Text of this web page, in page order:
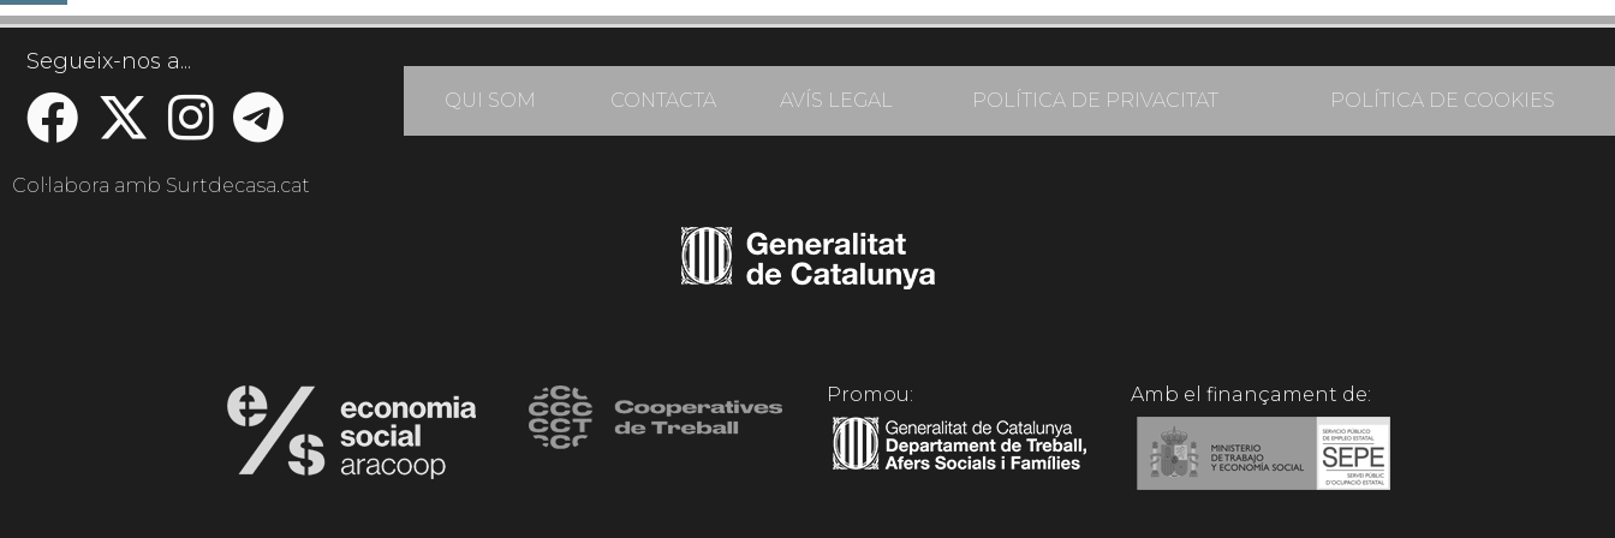
Segueix-nos a...
QUI SOM CONTACTA AVÍS LEGAL POLÍTICA DE PRIVACITAT POLÍTICA DE COOKIES
Col·labora amb Surtdecasa.cat
Promou: Amb el finançament de: